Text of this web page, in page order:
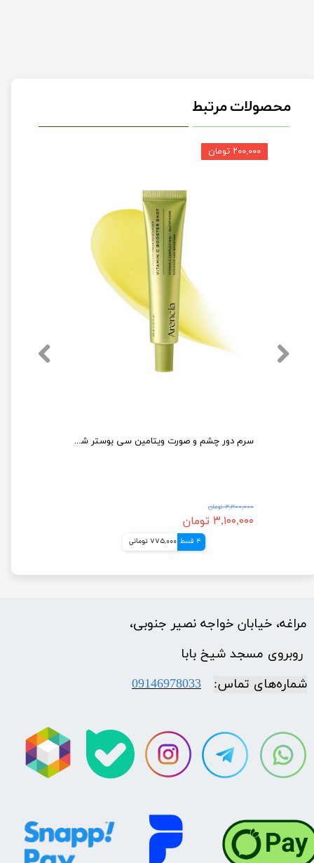
محصولات مرتبط
سرم دور چشم و صورت ویتامین سی بوستر شات آرنسیا روشن کننده و مرطوب کننده پوست
۳,۳۰۰,۰۰۰ تومان
۳,۱۰۰,۰۰۰ تومان
4 قسط 775,000 تومانی
۲۰۰,۰۰۰ تومان
مراغه، خیابان خواجه نصیر جنوبی،
​​​​​​​ روبروی مسجد شیخ بابا
شماره‌‌های تماس:
09146978033